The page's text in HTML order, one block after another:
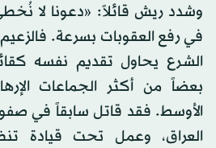
وشدد ريش قائلاً: «دعونا لا
في رفع العقوبات بسرعة.
الشرع يحاول تقديم نفسه
بعضاً من أكثر الجماعات
الأوسط. فقد قاتل سابقاً في
العراق، وعمل تحت قيادة